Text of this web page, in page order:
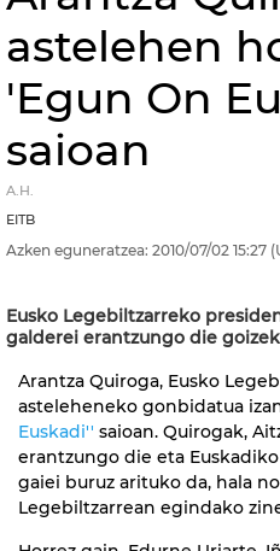
astelehen
'Egun On
saioan
A.H.
EITB
Azken eguneratzea: 2010/07/02 15:27
Eusko Legebiltzarreko
galderei erantzungo die
Arantza Quiroga, Eusko
asteleheneko gonbidatua
Euskadi'' saioan. Quirogak,
erantzungo die eta
gaiei buruz arituko da, hala
Legebiltzarrean egindako